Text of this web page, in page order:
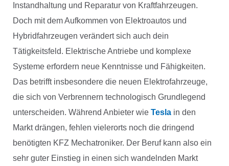
Instandhaltung und Reparatur von Kraftfahrzeugen.
Doch mit dem Aufkommen von Elektroautos und
Hybridfahrzeugen verändert sich auch dein
Tätigkeitsfeld. Elektrische Antriebe und komplexe
Systeme erfordern neue Kenntnisse und Fähigkeiten.
Das betrifft insbesondere die neuen Elektrofahrzeuge,
die sich von Verbrennern technologisch Grundlegend
unterscheiden. Während Anbieter wie Teslain den
Markt drängen, fehlen vielerorts noch die dringend
benötigten KFZ Mechatroniker. Der Beruf kann also ein
sehr guter Einstieg in einen sich wandelnden Markt